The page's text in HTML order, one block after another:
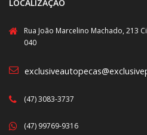
LOCALIZAÇÃO
Rua João Marcelino Machado, 213
040
(47) 3083-3737
(47) 99769-9316